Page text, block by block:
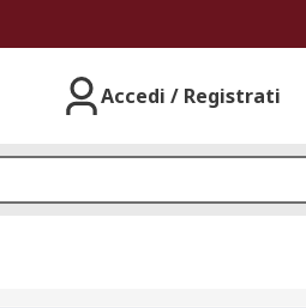
Accedi / Registrati